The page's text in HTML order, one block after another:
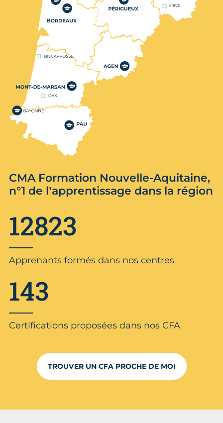
CMA Formation Nouvelle-Aquitaine,
n°1 de l’apprentissage dans la région
12823
Apprenants formés dans nos centres
143
Certifications proposées dans nos CFA
TROUVER UN CFA PROCHE DE MOI